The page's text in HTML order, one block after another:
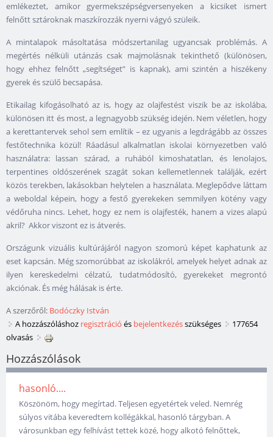
emlékeztet, amikor gyermekszépségversenyeken a kicsiket ismert
felnőtt sztároknak maszkírozzák nyerni vágyó szüleik.
A mintalapok másoltatása módszertanilag ugyancsak problémás. A
megértés nélküli utánzás csak majmolásnak tekinthető (különösen,
hogy ehhez felnőtt „segítséget” is kapnak), ami szintén a hiszékeny
gyerek és szülő becsapása.
Etikailag kifogásolható az is, hogy az olajfestést viszik be az iskolába,
különösen itt és most, a legnagyobb szükség idején. Nem véletlen, hogy
a kerettantervek sehol sem említik – ez ugyanis a legdrágább az összes
festőtechnika közül! Ráadásul alkalmatlan iskolai környezetben való
használatra: lassan szárad, a ruhából kimoshatatlan, és lenolajos,
terpentines oldószerének szagát sokan kellemetlennek találják, ezért
közös terekben, lakásokban helytelen a használata. Meglepődve láttam
a weboldal képein, hogy a festő gyerekeken semmilyen kötény vagy
védőruha nincs. Lehet, hogy ez nem is olajfesték, hanem a vizes alapú
akril? Akkor viszont ez is átverés.
Országunk vizuális kultúrájáról nagyon szomorú képet kaphatunk az
eset kapcsán. Még szomorúbbat az iskolákról, amelyek helyet adnak az
ilyen kereskedelmi célzatú, tudatmódosító, gyerekeket megrontó
akciónak. És még hálásak is érte.
A szerzőről: Bodóczky István
A hozzászóláshoz regisztráció és bejelentkezésszükséges
177654
olvasás
Hozzászólások
hasonló....
Köszönöm, hogy megírtad. Teljesen egyetértek veled. Nemrég
súlyos vitába keveredtem kollégákkal, hasonló tárgyban. A
városunkban egy felhívást tettek közé, hogy alkotó felnőttek,